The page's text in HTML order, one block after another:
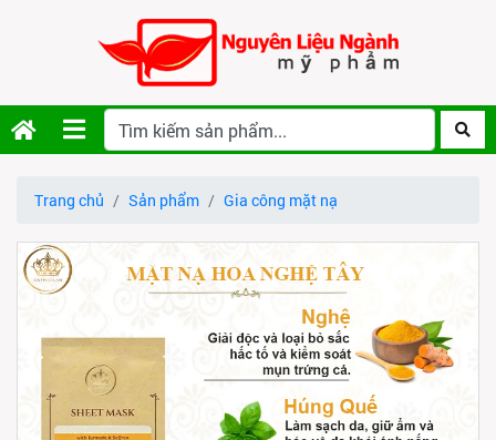
Trang chủ Sản phẩm Gia công mặt nạ